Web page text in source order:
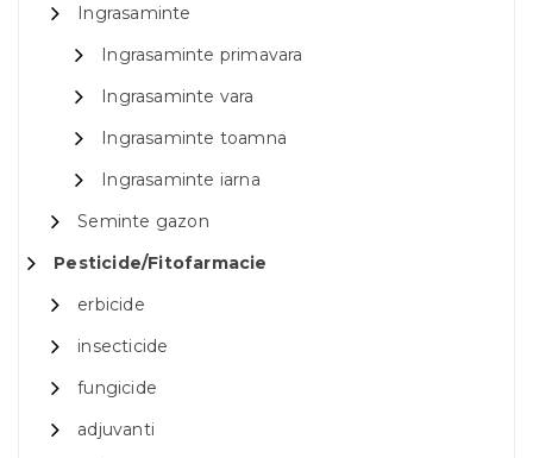
Ingrasaminte
Ingrasaminte primavara
Ingrasaminte vara
Ingrasaminte toamna
Ingrasaminte iarna
Seminte gazon
Pesticide/Fitofarmacie
erbicide
insecticide
fungicide
adjuvanti